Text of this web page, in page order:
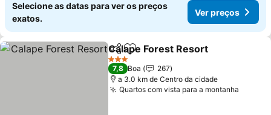
Selecione as datas para ver os preços
exatos.
Ver preços
PartilharAdicionar aos favoritos
Calape Forest Resort
3 Estrelas
7,8 Boa
267
a 3.0 km de Centro da cidade
Quartos com vista para a montanha